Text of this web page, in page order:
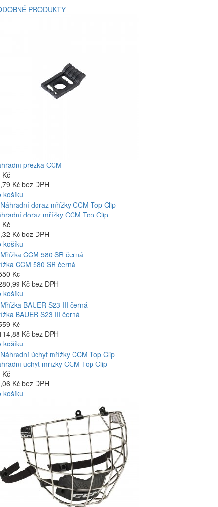
PRODUKTY
přezka CCM
Kč
Kč bez DPH
košíku
doraz mřížky CCM Top Clip
Kč
Kč bez DPH
košíku
CCM 580 SR černá
Kč
Kč bez DPH
košíku
BAUER S23 III černá
Kč
Kč bez DPH
košíku
úchyt mřížky CCM Top Clip
Kč
Kč bez DPH
košíku